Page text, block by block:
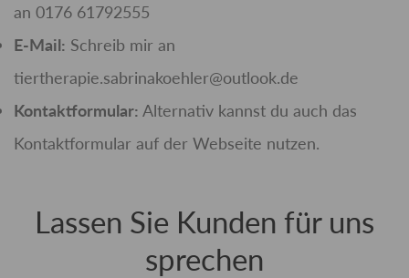
an 0176 61792555
E-Mail: Schreib mir an
tiertherapie.sabrinakoehler@outlook.de
Kontaktformular: Alternativ kannst du auch das
Kontaktformular auf der Webseite nutzen.
Lassen Sie Kunden für uns
sprechen